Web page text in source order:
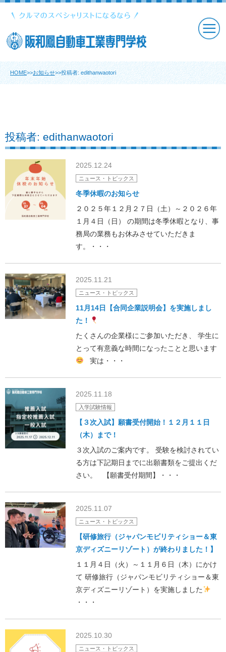
HOME>>お知らせ>>投稿者:edithanwaotori
投稿者: edithanwaotori
2025.12.24
ニュース・トピックス
冬季休暇のお知らせ
２０２５年１２月２７日（土）～２０２６年
１月４日（日） の期間は冬季休暇となり、事
務局の業務もお休みさせていただきま
す。・・・
2025.11.21
ニュース・トピックス
11月14日【合同企業説明会】を実施しまし
た！
たくさんの企業様にご参加いただき、 学生に
とって有意義な時間になったことと思います
実は・・・
2025.11.18
入学試験情報
【３次入試】願書受付開始！１２月１１日
（木）まで！
３次入試のご案内です。 受験を検討されてい
る方は下記期日までに出願書類をご提出くだ
さい。 【願書受付期間】・・・
2025.11.07
ニュース・トピックス
【研修旅行（ジャパンモビリティショー＆東
京ディズニーリゾート）が終わりました！】
１１月４日（火）～１１月６日（木）にかけ
て 研修旅行（ジャパンモビリティショー＆東
京ディズニーリゾート）を実施しました
・・・
2025.10.30
ニュース・トピックス